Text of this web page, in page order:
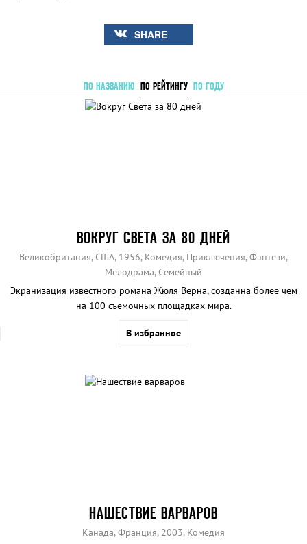
SHARE
ПО НАЗВАНИЮ ПО РЕЙТИНГУ ПО ГОДУ
ВОКРУГ СВЕТА ЗА 80 ДНЕЙ
Великобритания, США, 1956, Комедия, Приключения, Фэнтези,
Мелодрама, Семейный
Экранизация известного романа Жюля Верна, созданна более чем
на 100 съемочных площадках мира.
В избранное
НАШЕСТВИЕ ВАРВАРОВ
Канада, Франция, 2003, Комедия